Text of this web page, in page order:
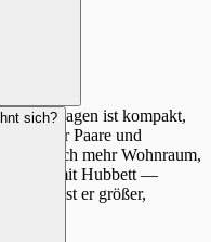
ist kompakt,
ideal für Paare und
deutlich mehr Wohnraum,
mit Hubbett —
Dafür ist er größer,
sich?